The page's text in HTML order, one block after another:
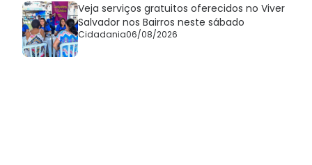
Veja serviços gratuitos oferecidos no Viver
Salvador nos Bairros neste sábado
Cidadania06/08/2026